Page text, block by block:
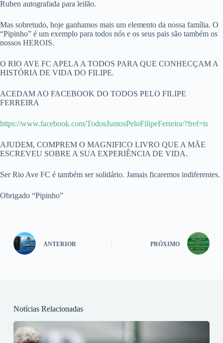
Ruben autografada para leilão.
Mas sobretudo, hoje ganhamos mais um elemento da nossa família. O
“Pipinho” é um exemplo para todos nós e os seus pais são também os
nossos HEROIS.
O RIO AVE FC APELA A TODOS PARA QUE CONHECÇAM A
HISTÓRIA DE VIDA DO FILIPE.
ACEDAM AO FACEBOOK DO TODOS PELO FILIPE
FERREIRA
https://www.facebook.com/TodosJuntosPeloFilipeFerreira/?fref=ts
AJUDEM, COMPREM O MAGNIFICO LIVRO QUE A MÃE
ESCREVEU SOBRE A SUA EXPERIÊNCIA DE VIDA.
Ser Rio Ave FC é também ser solidário. Jamais ficaremos indiferentes.
Obrigado “Pipinho”
ANTERIOR PRÓXIMO
Notícias Relacionadas